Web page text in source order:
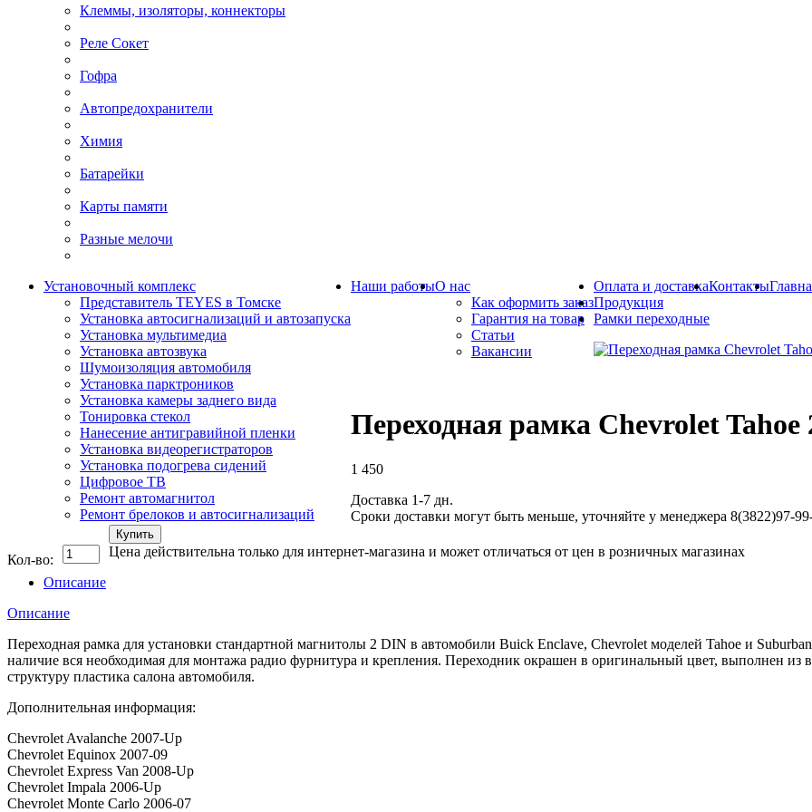
Клеммы, изоляторы, коннекторы
Реле Сокет
Гофра
Автопредохранители
Химия
Батарейки
Карты памяти
Разные мелочи
Установочный комплекс
Представитель TEYES в Томске
Установка автосигнализаций и автозапуска
Установка мультимедиа
Установка автозвука
Шумоизоляция автомобиля
Установка парктроников
Установка камеры заднего вида
Тонировка стекол
Нанесение антигравийной пленки
Установка видеорегистраторов
Установка подогрева сидений
Цифровое ТВ
Ремонт автомагнитол
Ремонт брелоков и автосигнализаций
Наши работыО нас
Как оформить заказ
Гарантия на товар
Статьи
Вакансии
Оплата и доставкаКонтакты
Продукция
Рамки переходные
Переходная рамка Chevrolet
1 450
Доставка 1-7 дн.
Сроки доставки могут быть меньше, уточняйте у менеджера 8(3822)97-
Кол-во:
Купить
Цена действительна только для интернет-магазина и может отличаться от цен в розничных магазинах
Описание
Описание
Переходная рамка для установки стандартной магнитолы 2 DIN в автомобили Buick Enclave, Chevrolet моделей Tahoe и
наличие вся необходимая для монтажа радио фурнитура и крепления. Переходник окрашен в оригинальный цвет, выполнен из
структуру пластика салона автомобиля.
Дополнительная информация:
Chevrolet Avalanche 2007-Up
Chevrolet Equinox 2007-09
Chevrolet Express Van 2008-Up
Chevrolet Impala 2006-Up
Chevrolet Monte Carlo 2006-07